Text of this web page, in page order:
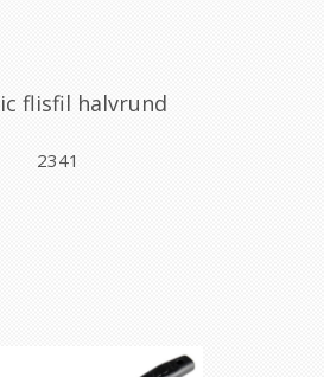
flisfil halvrund
2341